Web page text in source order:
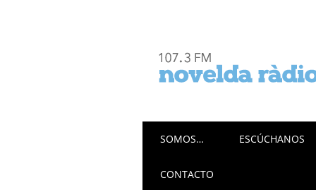
Menú principal
SOMOS… ESCÚCHANOS
CONTACTO